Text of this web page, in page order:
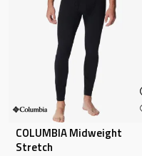
COLUMBIA Midweight
Stretch